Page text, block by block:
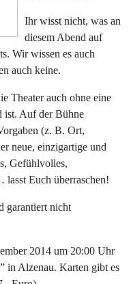
Ihr wisst nicht, was an
diesem Abend auf
Wir wissen es auch
auch keine.
Theater auch ohne eine
ist. Auf der Bühne
(z. B. Ort,
neue, einzigartige und
Gefühlvolles,
Euch überraschen!
garantiert nicht
2014 um 20:00 Uhr
in Alzenau. Karten gibt es